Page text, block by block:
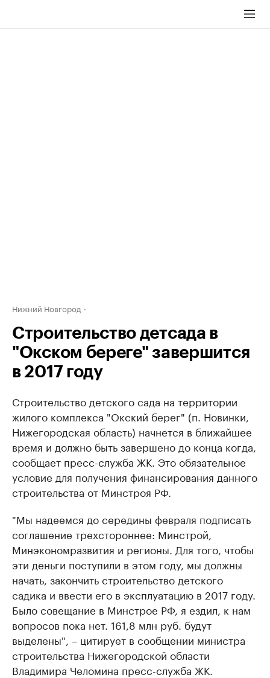
Нижний Новгород
Строительство детсада в
"Окском береге" завершится
в 2017 году
Строительство детского сада на территории
жилого комплекса "Окский берег" (п. Новинки,
Нижегородская область) начнется в ближайшее
время и должно быть завершено до конца когда,
сообщает пресс-служба ЖК. Это обязательное
условие для получения финансирования данного
строительства от Минстроя РФ.
"Мы надеемся до середины февраля подписать
соглашение трехстороннее: Минстрой,
Минэкономразвития и регионы. Для того, чтобы
эти деньги поступили в этом году, мы должны
начать, закончить строительство детского
садика и ввести его в эксплуатацию в 2017 году.
Было совещание в Минстрое РФ, я ездил, к нам
вопросов пока нет. 161,8 млн руб. будут
выделены", – цитирует в сообщении министра
строительства Нижегородской области
Владимира Челомина пресс-служба ЖК.